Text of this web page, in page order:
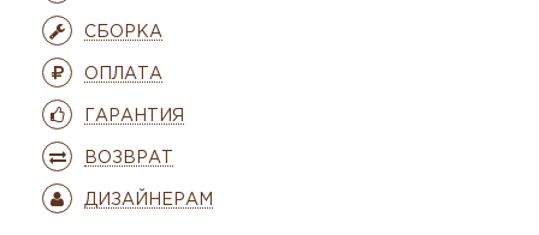
СБОРКА
ОПЛАТА
ГАРАНТИЯ
ВОЗВРАТ
ДИЗАЙНЕРАМ